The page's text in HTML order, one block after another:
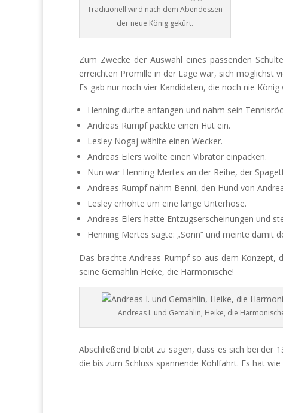
Traditionell wird nach dem Abendessen
der neue König gekürt.
Zum Zwecke der Auswahl eines passenden
erreichten Promille in der Lage war, sich möglichst
Es gab nur noch vier Kandidaten, die noch nie
Henning durfte anfangen und nahm sein
Andreas Rumpf packte einen Hut ein.
Lesley Nogaj wählte einen Wecker.
Andreas Eilers wollte einen Vibrator einpacken.
Nun war Henning Mertes an der Reihe, der
Andreas Rumpf nahm Benni, den Hund von
Lesley erhöhte um eine lange Unterhose.
Andreas Eilers hatte Entzugserscheinungen und
Henning Mertes sagte: „Sonn“ und meinte damit
Das brachte Andreas Rumpf so aus dem Konzept,
seine Gemahlin Heike, die Harmonische!
Andreas I. und Gemahlin, Heike, die
Abschließend bleibt zu sagen, dass es sich bei der
die bis zum Schluss spannende Kohlfahrt. Es hat